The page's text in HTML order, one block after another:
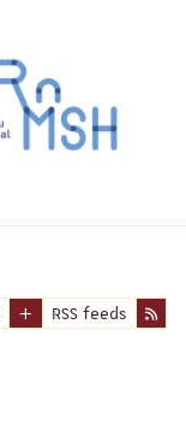
RSS feeds